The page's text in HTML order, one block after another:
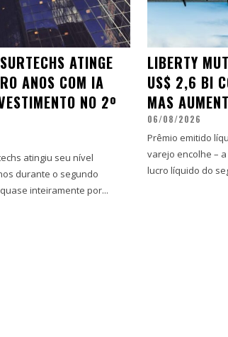
ATINGE
ANOS COM IA
NO 2º
atingiu seu nível
durante o segundo
inteiramente por...
LIBERTY
US$ 2,6 BI
MAS
06/08/2026
Prêmio emitido
varejo encolhe – a
lucro líquido do